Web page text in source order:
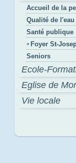
Accueil de la
Qualité de l'eau
Santé publique
Foyer St-
Seniors
Ecole-
Eglise de
Vie locale